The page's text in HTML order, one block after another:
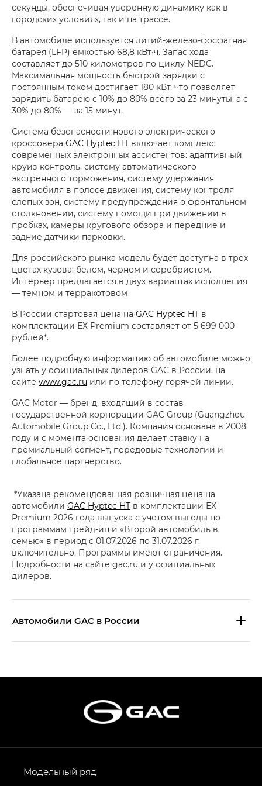
секунды, обеспечивая уверенную динамику как в
городских условиях, так и на трассе.
В автомобиле используется литий-железо-фосфатная
батарея (LFP) емкостью 68,8 кВт·ч. Запас хода
составляет до 510 километров по циклу NEDC.
Максимальная мощность быстрой зарядки с
постоянным током достигает 180 кВт, что позволяет
зарядить батарею с 10% до 80% всего за 23 минуты, а с
30% до 80% — за 15 минут.
Система безопасности нового электрического
кроссовера GAC Hyptec HT включает комплекс
современных электронных ассистентов: адаптивный
круиз-контроль, систему автоматического
экстренного торможения, систему удержания
автомобиля в полосе движения, систему контроля
слепых зон, систему предупреждения о фронтальном
столкновении, систему помощи при движении в
пробках, камеры кругового обзора и передние и
задние датчики парковки.
Для российского рынка модель будет доступна в трех
цветах кузова: белом, черном и серебристом.
Интерьер предлагается в двух вариантах исполнения
— темном и терракотовом
В России стартовая цена на GAC Hyptec HT в
комплектации ЕХ Premium составляет от 5 699 000
рублей*.
Более подробную информацию об автомобиле можно
узнать у официальных дилеров GAC в России, на
сайте www.gac.ru или по телефону горячей линии.
GAC Motor — бренд, входящий в состав
государственной корпорации GAC Group (Guangzhou
Automobile Group Co., Ltd.). Компания основана в 2008
году и с момента основания делает ставку на
премиальный сегмент, передовые технологии и
глобальное партнерство.
*Указана рекомендованная розничная цена на
автомобили GAC Hyptec HT в комплектации ЕХ
Premium 2026 года выпуска с учетом выгоды по
программам трейд-ин и «Второй автомобиль в
семью» в период с 01.07.2026 по 31.07.2026 г.
включительно. Программы имеют ограничения.
Подробности на сайте gac.ru и у официальных
дилеров.
Aвтомобили GAC в России
Эс Икс ПРЕМИУМ — SX PREMIUM
S7 — Эс 7 (S7) в комплектациях
Эс Икс ПРЕМИУМ — SX PREMIUM, Эс Тэ — ST
в комплектации Экс ПРЕМИУМ — EX PREMIUM
AION V — Айон Ви в комплектациях Экс — EX,
Модельный ряд